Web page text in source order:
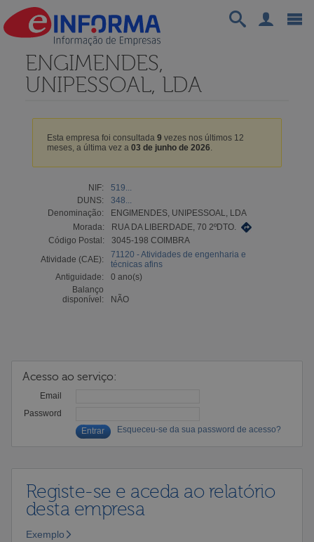
ENGIMENDES,
UNIPESSOAL, LDA
Esta empresa foi consultada 9 vezes nos últimos 12
meses, a última vez a 03 de junho de 2026.
NIF:
519...
DUNS:
348...
Denominação:
ENGIMENDES, UNIPESSOAL, LDA
Morada:
RUA DA LIBERDADE, 70 2ºDTO.
Código Postal:
3045-198 COIMBRA
Atividade (CAE):
71120 - Atividades de engenharia e
técnicas afins
Antiguidade:
0 ano(s)
Balanço
disponível:
NÃO
Acesso ao serviço:
Email
Password
Esqueceu-se da sua password de acesso?
Registe-se e aceda ao relatório
desta empresa
Exemplo